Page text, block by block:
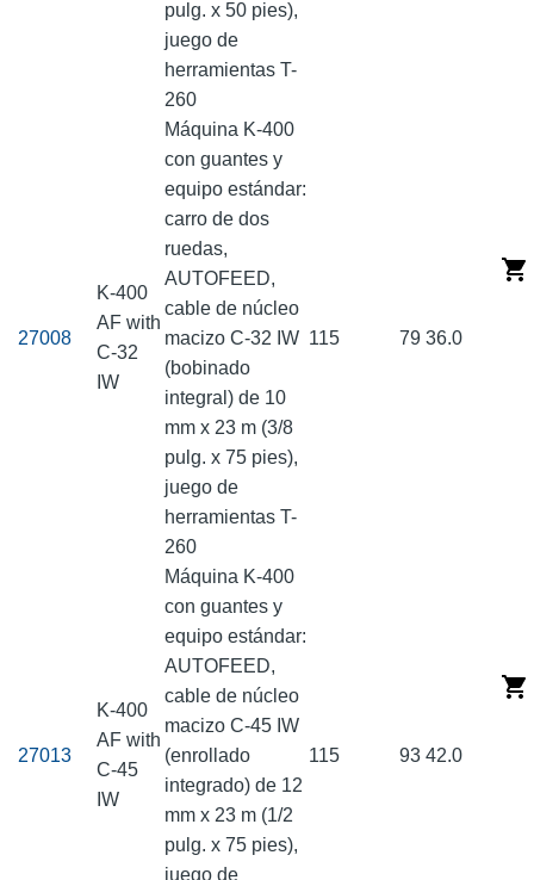
pulg. x 50 pies),
juego de
herramientas T-
260
27008
K-400
AF with
C-32
IW
Máquina K-400
con guantes y
equipo estándar:
carro de dos
ruedas,
AUTOFEED,
cable de núcleo
macizo C-32 IW
(bobinado
integral) de 10
mm x 23 m (3/8
pulg. x 75 pies),
juego de
herramientas T-
260
115 79 36.0
27013
K-400
AF with
C-45
IW
Máquina K-400
con guantes y
equipo estándar:
AUTOFEED,
cable de núcleo
macizo C-45 IW
(enrollado
integrado) de 12
mm x 23 m (1/2
pulg. x 75 pies),
juego de
115 93 42.0